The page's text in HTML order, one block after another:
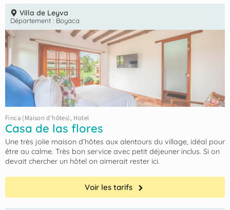
Villa de Leyva
Département : Boyaca
Finca (Maison d'hôtes), Hotel
Casa de las flores
Une très jolie maison d’hôtes aux alentours du village, idéal pour
être au calme. Très bon service avec petit déjeuner inclus. Si on
devait chercher un hôtel on aimerait rester ici.
Voir les tarifs